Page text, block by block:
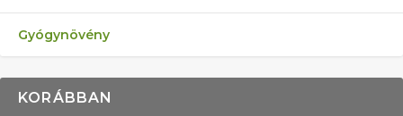
Gyógynövény
KORÁBBAN